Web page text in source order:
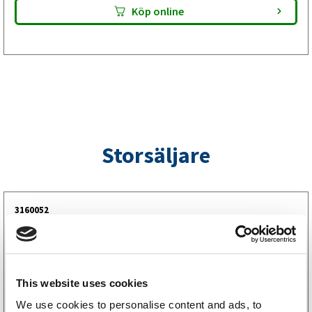
This website uses cookies
We use cookies to personalise content and ads, to
Köp online
Storsäljare
3160052
LGF Skylt Självhäftande
238
Köp online